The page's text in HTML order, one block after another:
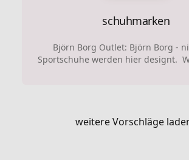
schuhmarken
Björn Borg Outlet: Björn Borg -
Sportschuhe werden hier designt.
weitere Vorschläge